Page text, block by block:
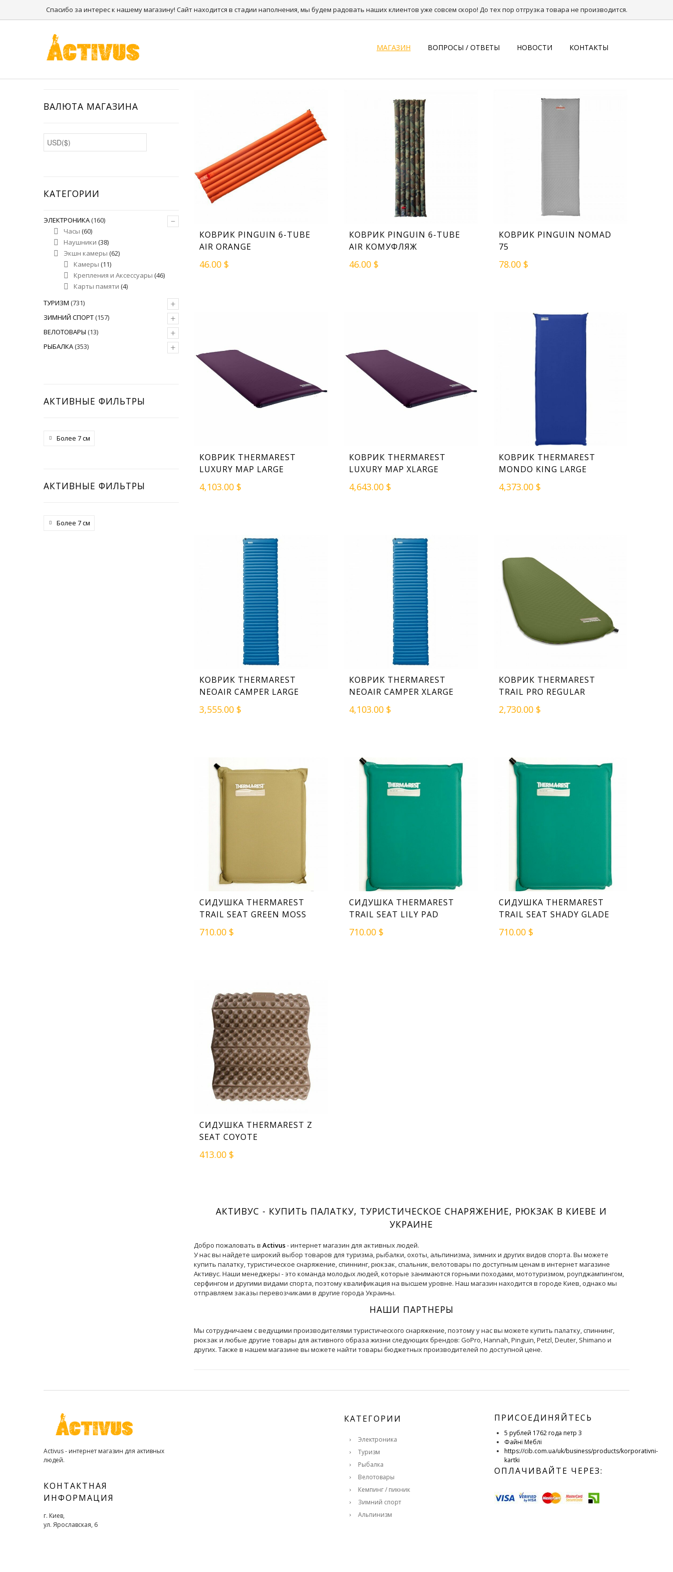
КОРЗИНА 0.00 $
МАГАЗИН ВОПРОСЫ / ОТВЕТЫ НОВОСТИ КОНТАКТЫ
ВАЛЮТА МАГАЗИНА
КАТЕГОРИИ
–
ЭЛЕКТРОНИКА(160)
Часы (60)
Наушники (38)
Экшн камеры (62)
Камеры (11)
Крепления и Аксессуары (46)
Карты памяти (4)
+
ТУРИЗМ (731)
+
ЗИМНИЙ СПОРТ(157)
+
ВЕЛОТОВАРЫ (13)
+
РЫБАЛКА(353)
АКТИВНЫЕ ФИЛЬТРЫ
Более 7 см
АКТИВНЫЕ ФИЛЬТРЫ
Более 7 см
КОВРИК PINGUIN 6-TUBE
AIR ORANGE
46.00 $
КОВРИК PINGUIN 6-TUBE
AIR КОМУФЛЯЖ
46.00 $
КОВРИК PINGUIN NOMAD
75
78.00 $
КОВРИК THERMAREST
LUXURY MAP LARGE
4,103.00 $
КОВРИК THERMAREST
LUXURY MAP XLARGE
4,643.00 $
КОВРИК THERMAREST
MONDO KING LARGE
4,373.00 $
КОВРИК THERMAREST
NEOAIR CAMPER LARGE
3,555.00 $
КОВРИК THERMAREST
NEOAIR CAMPER XLARGE
4,103.00 $
КОВРИК THERMAREST
TRAIL PRO REGULAR
2,730.00 $
СИДУШКА THERMAREST
TRAIL SEAT GREEN MOSS
710.00 $
СИДУШКА THERMAREST
TRAIL SEAT LILY PAD
710.00 $
СИДУШКА THERMAREST
TRAIL SEAT SHADY GLADE
710.00 $
СИДУШКА THERMAREST Z
SEAT COYOTE
413.00 $
АКТИВУС - КУПИТЬ ПАЛАТКУ, ТУРИСТИЧЕСКОЕ СНАРЯЖЕНИЕ, РЮКЗАК В КИЕВЕ И
УКРАИНЕ
Добро пожаловать в Activus- интернет магазин для активных людей.
У нас вы найдете широкий выбор товаров для туризма, рыбалки, охоты, альпинизма, зимних и других видов спорта. Вы можете
купить палатку, туристическое снаряжение, спиннинг, рюкзак, спальник, велотовары по доступным ценам в интернет магазине
Активус. Наши менеджеры - это команда молодых людей, которые занимаются горными походами, мототуризмом, роупджампингом,
серфингом и другими видами спорта, поэтому квалификация на высшем уровне. Наш магазин находится в городе Киев, однако мы
отправляем заказы перевозчиками в другие города Украины.
НАШИ ПАРТНЕРЫ
Мы сотрудничаем с ведущими производителями туристического снаряжение, поэтому у нас вы можете купить палатку, спиннинг,
рюкзак и любые другие товары для активного образа жизни следующих брендов: GoPro, Hannah, Pinguin, Petzl, Deuter, Shimano и
других. Также в нашем магазине вы можете найти товары бюджетных производителей по доступной цене.
Activus - интернет магазин для активных
людей.
КОНТАКТНАЯ
ИНФОРМАЦИЯ
г. Киев,
ул. Ярославская, 6
КАТЕГОРИИ
Электроника
Туризм
Рыбалка
Велотовары
Кемпинг / пикник
Зимний спорт
Альпинизм
ПРИСОЕДИНЯЙТЕСЬ
5 рублей 1762 года петр 3
Файні Меблі
https://cib.com.ua/uk/business/products/korporativni-
kartki
ОПЛАЧИВАЙТЕ ЧЕРЕЗ:
Спасибо за интерес к нашему магазину! Сайт находится в стадии наполнения, мы будем радовать наших клиентов уже совсем скоро! До тех пор отгрузка товара не производится.